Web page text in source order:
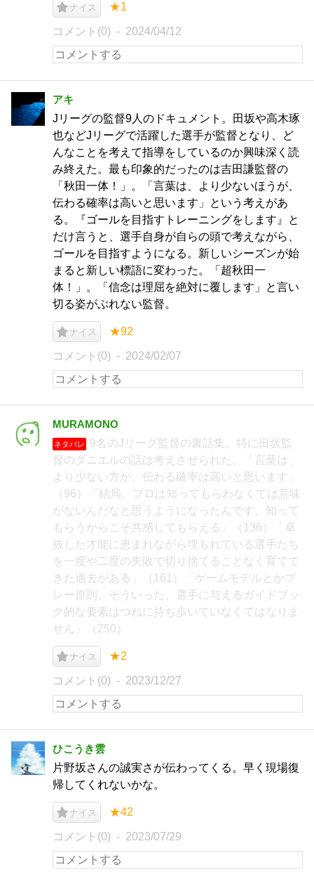
ナイス ★1
コメント(0) 2024/04/12
アキ
Jリーグの監督9人のドキュメント。田坂や高木琢
也などJリーグで活躍した選手が監督となり、ど
んなことを考えて指導をしているのか興味深く読
み終えた。最も印象的だったのは吉田謙監督の
「秋田一体！」。「言葉は、より少ないほうが、
伝わる確率は高いと思います」という考えがあ
る。『ゴールを目指すトレーニングをします』と
だけ言うと、選手自身が自らの頭で考えながら、
ゴールを目指すようになる。新しいシーズンが始
まると新しい標語に変わった。「超秋田一
体！」。「信念は理屈を絶対に覆します」と言い
切る姿がぶれない監督。
ナイス ★92
コメント(0) 2024/02/07
MURAMONO
ネタバレ
9名のJリーグ監督の裏話集。特に田坂監
督のダニエルの話は考えさせられた。「言葉は、
より少ない方が、伝わる確率は高いと思います」
（96）「結局、プロは知ってもらわなくては意味
がないんだなと思うようになったんです。知って
もらうからこそ共感してもらえる」（136）「卓
抜した才能に恵まれながら埋もれている選手たち
を一度や二度の失敗で切り捨てることなく育てて
きた過去がある」（161）「ゲームモデルとかプ
レー原則。そういった、選手に与えるガイドブッ
ク的な要素はつねに持ち歩いていなくてはなりま
せん」（250）
ナイス ★2
コメント(0) 2023/12/27
ひこうき雲
片野坂さんの誠実さが伝わってくる。早く現場復
帰してくれないかな。
ナイス ★42
コメント(0) 2023/07/29